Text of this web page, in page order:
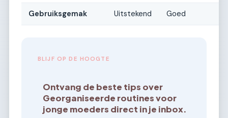
Gebruiksgemak Uitstekend Goed
BLIJF OP DE HOOGTE
Ontvang de beste tips over
Georganiseerde routines voor
jonge moeders direct in je inbox.